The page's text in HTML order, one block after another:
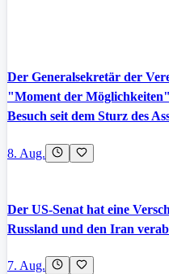
Der Generalsekretär der
"Moment der
Besuch seit dem Sturz des
8. Aug.
Der US-Senat hat eine
Russland und den Iran
7. Aug.